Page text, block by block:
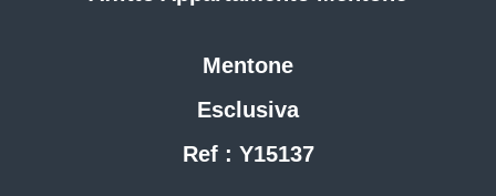
Mentone
Esclusiva
Ref : Y15137